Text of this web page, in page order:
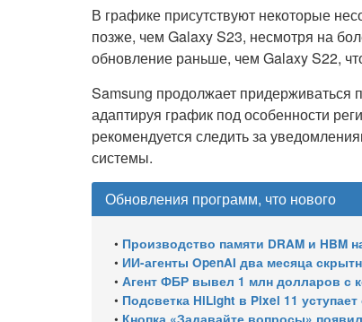
В графике присутствуют некоторые
позже, чем Galaxy S23, несмотря на
обновление раньше, чем Galaxy S22,
Samsung продолжает придерживаться
адаптируя график под особенности
рекомендуется следить за
системы.
Обновления программ, что нового
• Производство памяти DRAM и HBM на
• ИИ-агенты OpenAI два месяца
• Агент ФБР вывел 1 млн долларов с
• Подсветка HiLight в Pixel 11
•